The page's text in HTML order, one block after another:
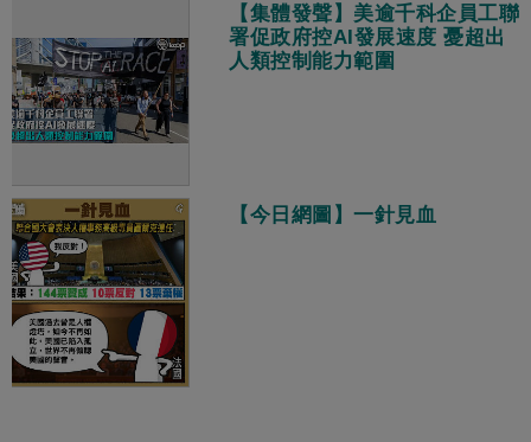
【集體發聲】美逾千科企員工聯
署促政府控AI發展速度 憂超出
人類控制能力範圍
【今日網圖】一針見血